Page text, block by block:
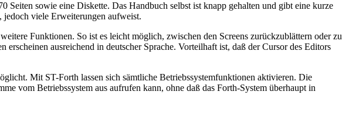
sowie eine Diskette. Das Handbuch selbst ist knapp gehalten und gibt eine kurze
jedoch viele Erweiterungen aufweist.
Funktionen. So ist es leicht möglich, zwischen den Screens zurückzublättern oder zu
ausreichend in deutscher Sprache. Vorteilhaft ist, daß der Cursor des Editors
Mit ST-Forth lassen sich sämtliche Betriebssystemfunktionen aktivieren. Die
vom Betriebssystem aus aufrufen kann, ohne daß das Forth-System überhaupt in